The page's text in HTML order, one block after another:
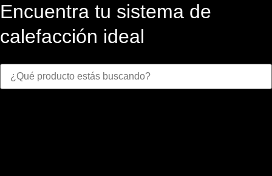
Encuentra tu sistema de
calefacción ideal